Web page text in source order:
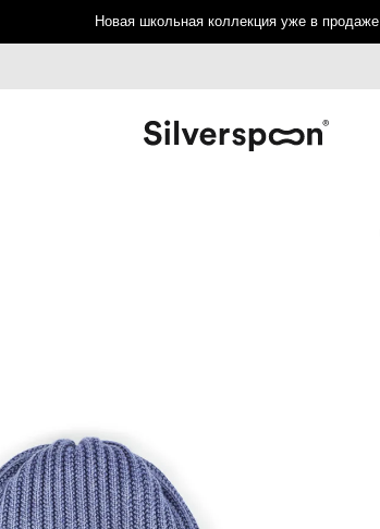
Новая школьная коллекция уже в продаже